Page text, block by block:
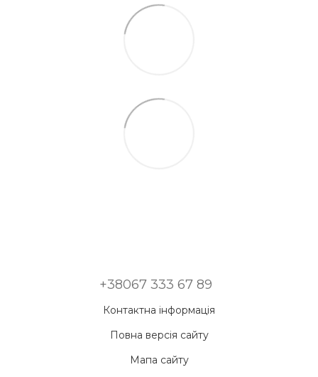
+38067 333 67 89
Контактна інформація
Повна версія сайту
Мапа сайту